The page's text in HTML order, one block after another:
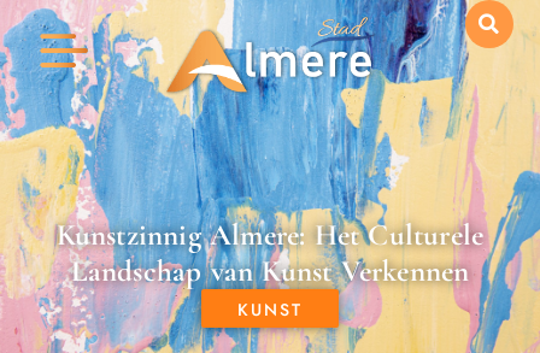
Kunstzinnig Almere: Het Culturele
Landschap van Kunst Verkennen
KUNST